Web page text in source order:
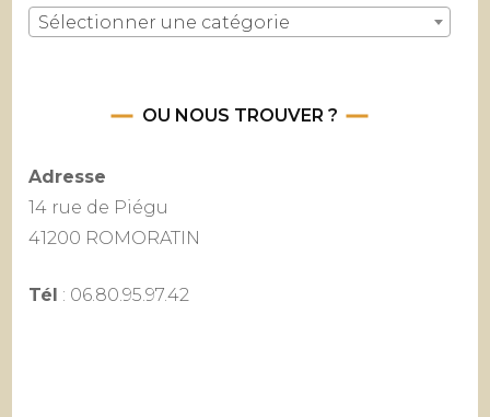
Sélectionner une catégorie
OU NOUS TROUVER ?
Adresse
14 rue de Piégu
41200 ROMORATIN
Tél : 06.80.95.97.42